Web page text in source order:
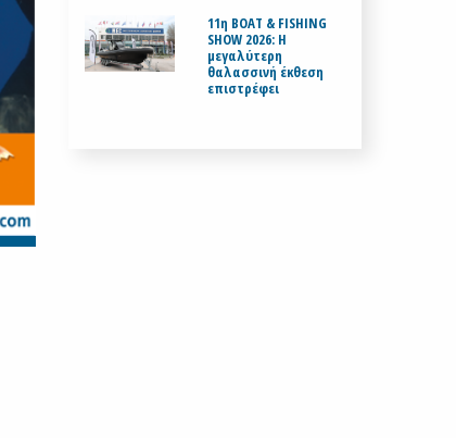
11η BOAT & FISHING
SHOW 2026: Η
μεγαλύτερη
θαλασσινή έκθεση
επιστρέφει